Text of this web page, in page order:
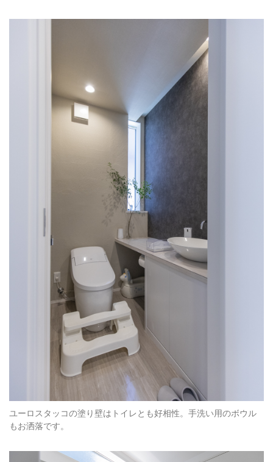
ユーロスタッコの塗り壁はトイレとも好相性。手洗い用のボウル
もお洒落です。